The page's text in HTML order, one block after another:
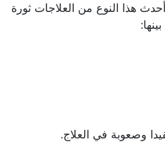
هذا النوع من العلاجات ثورة
وصعوبة في العلاج.